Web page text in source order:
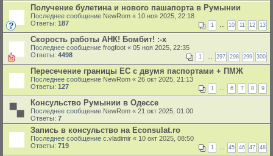
Получение булетина и нового пашапорта в Румынии
Последнее сообщение NewRom « 10 ноя 2025, 22:18
Ответы: 187 1 … 10 11 12 13
Скорость работы АНК! Бомбит! :-x
Последнее сообщение frogfoot « 05 ноя 2025, 22:35
Ответы: 4498 1 … 297 298 299 300
Пересечение границы ЕС с двумя паспортами + ПМЖ
Последнее сообщение NewRom « 26 окт 2025, 21:13
Ответы: 127 1 … 6 7 8 9
Консульство Румынии в Одессе
Последнее сообщение NewRom « 21 окт 2025, 01:00
Ответы: 7
Запись в консульство на Econsulat.ro
Последнее сообщение c.vladimir « 10 окт 2025, 08:50
Ответы: 719 1 … 45 46 47 48